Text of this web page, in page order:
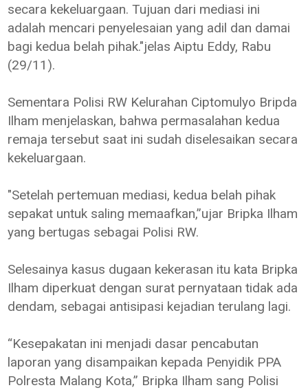
secara kekeluargaan. Tujuan dari mediasi ini
adalah mencari penyelesaian yang adil dan damai
bagi kedua belah pihak."jelas Aiptu Eddy, Rabu
(29/11).
Sementara Polisi RW Kelurahan Ciptomulyo Bripda
Ilham menjelaskan, bahwa permasalahan kedua
remaja tersebut saat ini sudah diselesaikan secara
kekeluargaan.
"Setelah pertemuan mediasi, kedua belah pihak
sepakat untuk saling memaafkan,”ujar Bripka Ilham
yang bertugas sebagai Polisi RW.
Selesainya kasus dugaan kekerasan itu kata Bripka
Ilham diperkuat dengan surat pernyataan tidak ada
dendam, sebagai antisipasi kejadian terulang lagi.
“Kesepakatan ini menjadi dasar pencabutan
laporan yang disampaikan kepada Penyidik PPA
Polresta Malang Kota,” Bripka Ilham sang Polisi